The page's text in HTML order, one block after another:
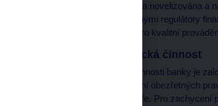
V průběhu roku 2002 byla novelizována a
roku 1998 mezi současnými regulátory
vytvoření předpokladů pro kvalitní
Kontrolní a analytická činnost
Pravidelný monitoring činnosti banky je
bank, kontrole dodržování obezřetných
standardizované struktuře. Pro